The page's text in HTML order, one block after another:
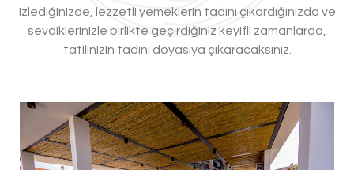
izlediğinizde, lezzetli yemeklerin tadını çıkardığınızda ve
sevdiklerinizle birlikte geçirdiğiniz keyifli zamanlarda,
tatilinizin tadını doyasıya çıkaracaksınız.